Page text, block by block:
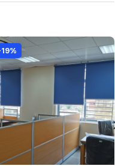
Đức
góc nghiêng của
để kiểm soát lượng
văn phòng. Điều này
mái và tránh lóa mắt
trong việc chống
thuộc vào chất liệu